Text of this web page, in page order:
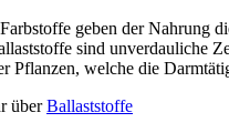
geben der Nahrung
sind unverdauliche
Pflanzen, welche die
überBallaststoffe